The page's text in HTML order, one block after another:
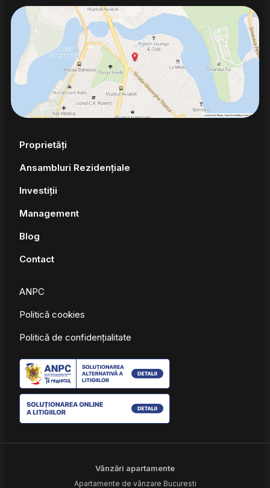
Proprietăți
Ansambluri Rezidențiale
Investiții
Management
Blog
Contact
ANPC
Politică cookies
Politică de confidențialitate
Vânzări apartamente
Apartamente de vânzare Bucuresti